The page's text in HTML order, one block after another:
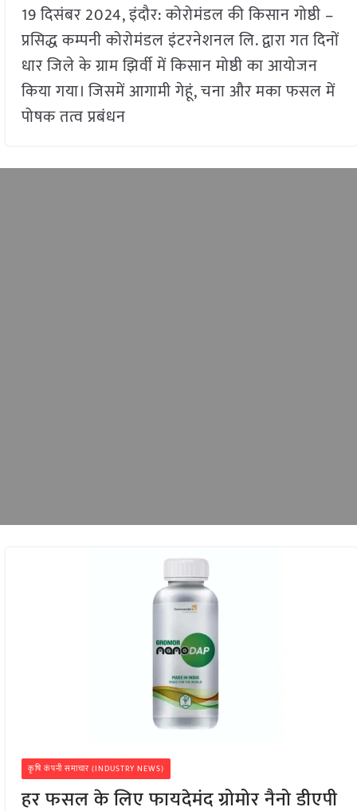
19 दिसंबर 2024, इंदौर: कोरोमंडल की किसान गोष्ठी –
प्रसिद्ध कम्पनी कोरोमंडल इंटरनेशनल लि. द्वारा गत दिनों
धार जिले के ग्राम झिर्वी में किसान मोष्ठी का आयोजन
किया गया। जिसमें आगामी गेहूं, चना और मका फसल में
पोषक तत्व प्रबंधन
कृषि कंपनी समाचार (INDUSTRY NEWS)
हर फसल के लिए फायदेमंद ग्रोमोर नैनो डीएपी